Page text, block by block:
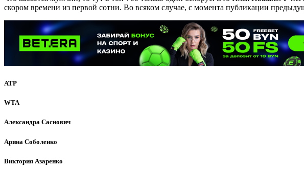
скором времени из первой сотни. Во всяком случае, с момента публикации
ATP
WTA
Александра Саснович
Арина Соболенко
Виктория Азаренко